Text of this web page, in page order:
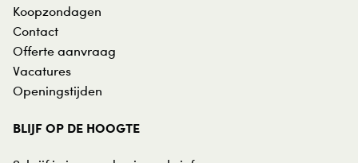
Koopzondagen
Contact
Offerte aanvraag
Vacatures
Openingstijden
BLIJF OP DE HOOGTE